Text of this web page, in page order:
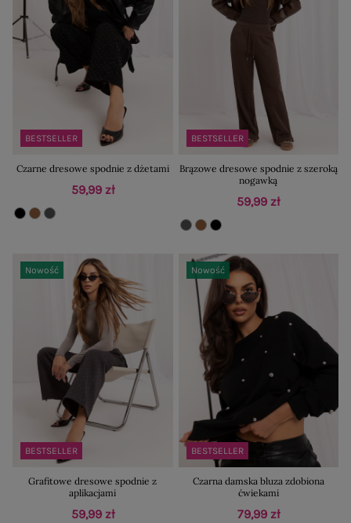
BESTSELLER
Czarne dresowe spodnie z dżetami
59,99 zł
BESTSELLER
Brązowe dresowe spodnie z szeroką
nogawką
59,99 zł
BESTSELLER
Nowość
Grafitowe dresowe spodnie z
aplikacjami
59,99 zł
BESTSELLER
Nowość
Czarna damska bluza zdobiona
ćwiekami
79,99 zł